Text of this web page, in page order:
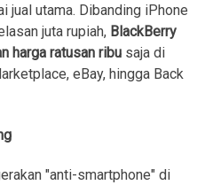
jual utama. Dibanding iPhone
juta rupiah, BlackBerry
harga ratusan ribu saja di
eBay, hingga Back
"anti-smartphone" di